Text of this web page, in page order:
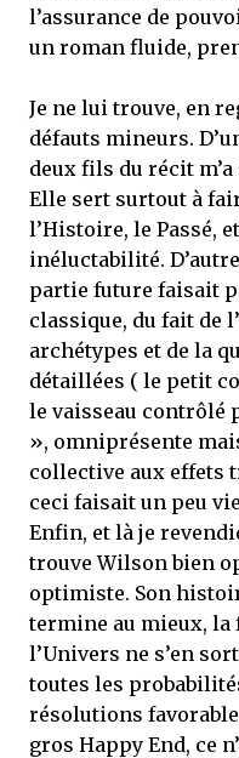
l’assurance de
un roman fluide,
Je ne lui trouve, en
défauts mineurs.
deux fils du récit
Elle sert surtout à
l’Histoire, le Passé,
inéluctabilité.
partie future faisait
classique, du fait de
archétypes et de la
détaillées ( le petit
le vaisseau contrôlé
», omniprésente
collective aux effets
ceci faisait un peu
Enfin, et là je
trouve Wilson bien
optimiste. Son
termine au mieux, la
l’Univers ne s’en
toutes les
résolutions
gros Happy End, ce